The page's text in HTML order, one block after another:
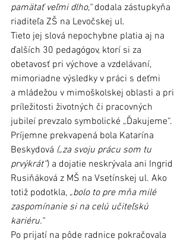
pamätať veľmi dlho,“ dodala zástupkyňa
riaditeľa ZŠ na Levočskej ul.
Tieto jej slová nepochybne platia aj na
ďalších 30 pedagógov, ktorí si za
obetavosť pri výchove a vzdelávaní,
mimoriadne výsledky v práci s deťmi
a mládežou v mimoškolskej oblasti a pri
príležitosti životných či pracovných
jubileí prevzalo symbolické „Ďakujeme“.
Príjemne prekvapená bola Katarína
Beskydová („za svoju prácu som tu
prvýkrát“) a dojatie neskrývala ani Ingrid
Rusiňáková z MŠ na Vsetínskej ul. Ako
totiž podotkla, „bolo to pre mňa milé
zaspomínanie si na celú učiteľskú
kariéru.“
Po prijatí na pôde radnice pokračovala